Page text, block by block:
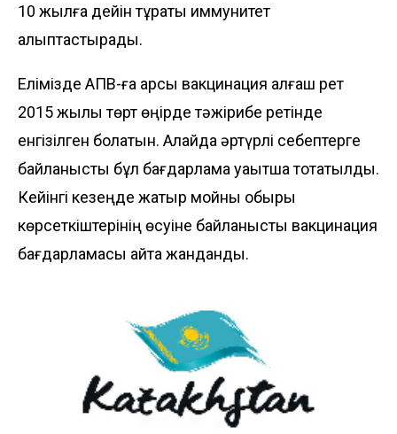
10 жылға дейін тұрақты иммунитет
қалыптастырады.
Елімізде АПВ-ға қарсы вакцинация алғаш рет
2015 жылы төрт өңірде тәжірибе ретінде
енгізілген болатын. Алайда әртүрлі себептерге
байланысты бұл бағдарлама уақытша тоқтатылды.
Кейінгі кезеңде жатыр мойны обыры
көрсеткіштерінің өсуіне байланысты вакцинация
бағдарламасы қайта жанданды.